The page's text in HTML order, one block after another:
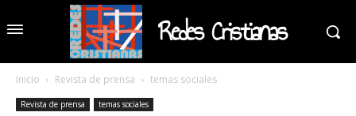
Redes Cristianas
Inicio Revista de prensa temas sociales
Revista de prensa temas sociales